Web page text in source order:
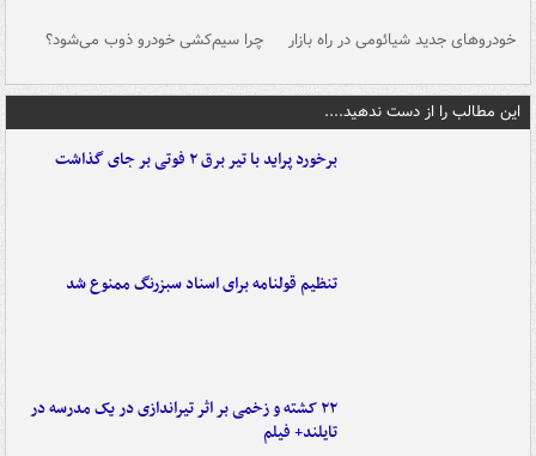
خودروهای جدید شیائومی در راه بازار چرا سیم‌کشی خودرو ذوب می‌شود؟
این مطالب را از دست ندهید....
برخورد پراید با تیر برق ۲ فوتی بر جای گذاشت
تنظیم قولنامه برای اسناد سبزرنگ ممنوع شد
۲۲ کشته و زخمی بر اثر تیراندازی در یک مدرسه در
تایلند+ فیلم